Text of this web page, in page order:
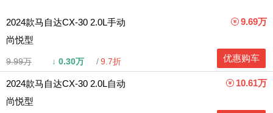
2024款马自达CX-30 2.0L手动
尚悦型
9.99万 ↓ 0.30万 9.7折
9.69万
优惠购车
2024款马自达CX-30 2.0L自动
尚悦型
10.61万